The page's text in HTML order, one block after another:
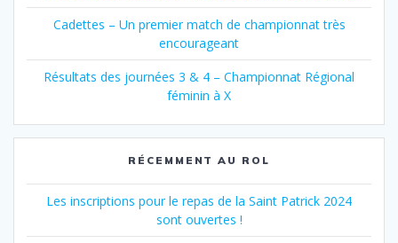
Cadettes – Un premier match de championnat très
encourageant
Résultats des journées 3 & 4 – Championnat Régional
féminin à X
RÉCEMMENT AU ROL
Les inscriptions pour le repas de la Saint Patrick 2024
sont ouvertes !